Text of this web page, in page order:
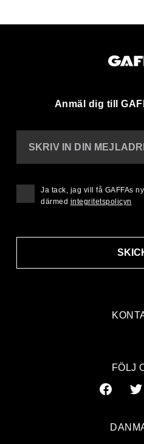
Anmäl dig till
SKRIV IN DIN
Ja tack, jag vill få GAFFAs
därmed integritetspolicyn
FÖLJ